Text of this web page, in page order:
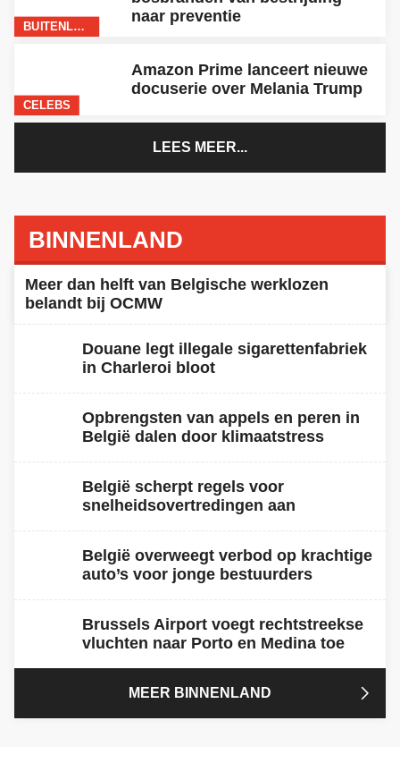
BUITENLAND
naar preventie
CELEBS
Amazon Prime lanceert nieuwe
docuserie over Melania Trump
LEES MEER...
BINNENLAND
Meer dan helft van Belgische werklozen
belandt bij OCMW
Douane legt illegale sigarettenfabriek
in Charleroi bloot
Opbrengsten van appels en peren in
België dalen door klimaatstress
België scherpt regels voor
snelheidsovertredingen aan
België overweegt verbod op krachtige
auto’s voor jonge bestuurders
Brussels Airport voegt rechtstreekse
vluchten naar Porto en Medina toe
MEER BINNENLAND 